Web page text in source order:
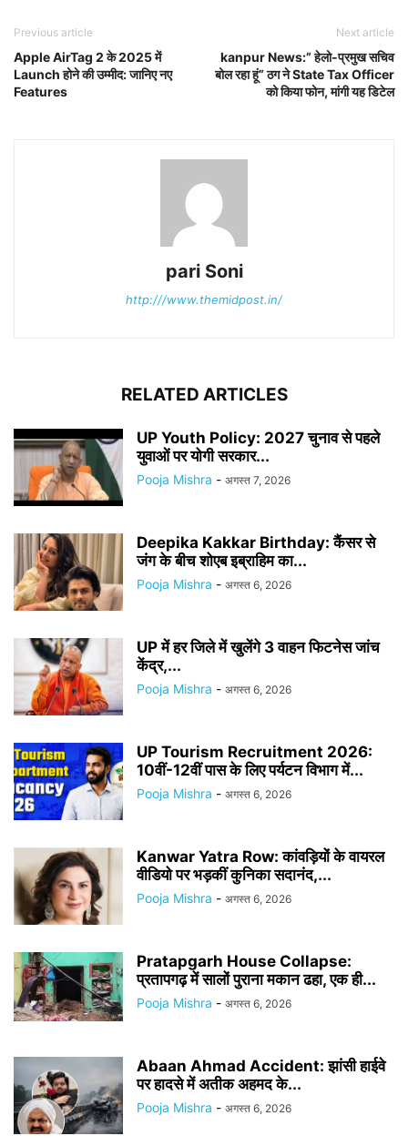
Previous article
Apple AirTag 2 के 2025 में
Launch होने की उम्मीद: जानिए नए
Features
Next article
kanpur News:” हेलो-प्रमुख सचिव
बोल रहा हूं” ठग ने State Tax Officer
को किया फोन, मांगी यह डिटेल
pari Soni
http:///www.themidpost.in/
RELATED ARTICLES
UP Youth Policy: 2027 चुनाव से पहले
युवाओं पर योगी सरकार...
Pooja Mishra - अगस्त 7, 2026
Deepika Kakkar Birthday: कैंसर से
जंग के बीच शोएब इब्राहिम का...
Pooja Mishra - अगस्त 6, 2026
UP में हर जिले में खुलेंगे 3 वाहन फिटनेस जांच
केंद्र,...
Pooja Mishra - अगस्त 6, 2026
UP Tourism Recruitment 2026:
10वीं-12वीं पास के लिए पर्यटन विभाग में...
Pooja Mishra - अगस्त 6, 2026
Kanwar Yatra Row: कांवड़ियों के वायरल
वीडियो पर भड़कीं कुनिका सदानंद,...
Pooja Mishra - अगस्त 6, 2026
Pratapgarh House Collapse:
प्रतापगढ़ में सालों पुराना मकान ढहा, एक ही...
Pooja Mishra - अगस्त 6, 2026
Abaan Ahmad Accident: झांसी हाईवे
पर हादसे में अतीक अहमद के...
Pooja Mishra - अगस्त 6, 2026